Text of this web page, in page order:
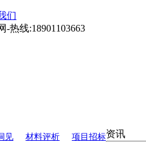
们
-热线:18901103663
见 材料评析 项目招标资讯